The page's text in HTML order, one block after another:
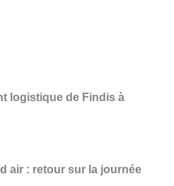
logistique de Findis à
air : retour sur la journée